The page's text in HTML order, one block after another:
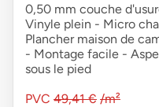
0,50 mm couche
Vinyle plein - Micro
Plancher maison de
- Montage facile -
sous le pied
PVC 49,41 € /m²